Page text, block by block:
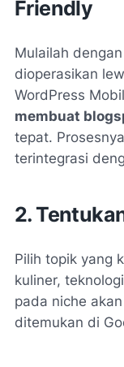
Friendly
Mulailah
dioperasikan
WordPress
membuat
tepat.
terintegrasi
2.
Pilih topik yang
kuliner,
pada niche
ditemukan di